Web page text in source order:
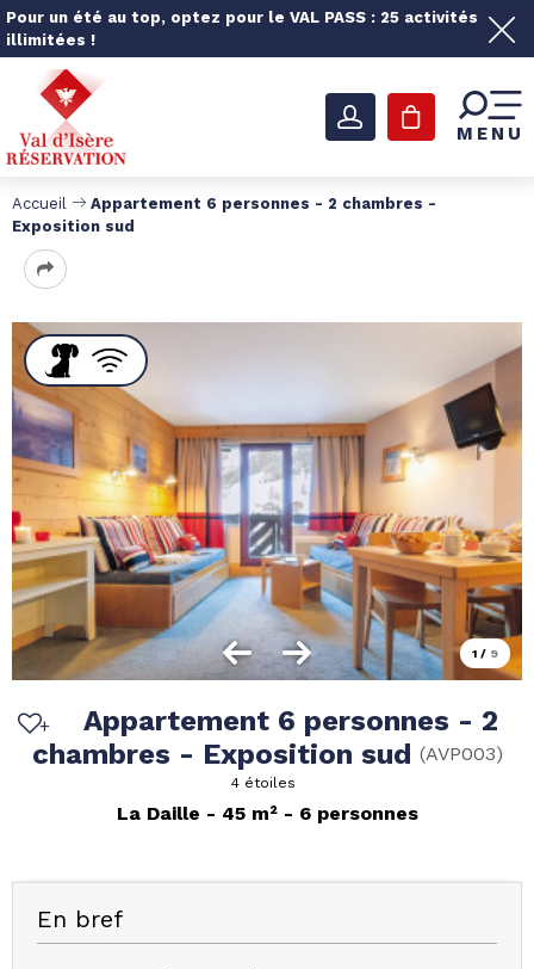
Pour un été au top, optez pour le VAL PASS : 25 activités
illimitées !
MENU
Accueil
Appartement 6 personnes - 2 chambres -
Exposition sud
1 / 9
Appartement 6 personnes - 2
chambres - Exposition sud (AVP003)
4 étoiles
La Daille 45 m² 6 personnes
En bref